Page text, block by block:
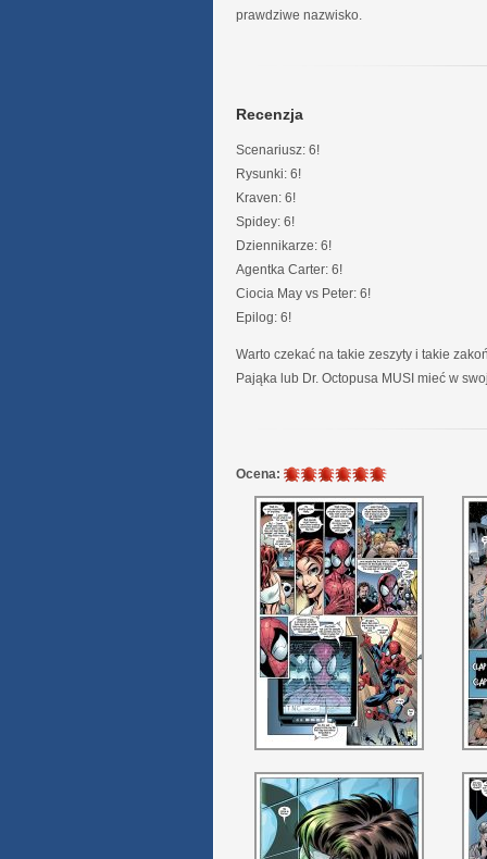
prawdziwe nazwisko.
Recenzja
Scenariusz: 6!
Rysunki: 6!
Kraven: 6!
Spidey: 6!
Dziennikarze: 6!
Agentka Carter: 6!
Ciocia May vs Peter: 6!
Epilog: 6!
Warto czekać na takie zeszyty i takie
Pająka lub Dr. Octopusa MUSI mieć w
Ocena: 6
6